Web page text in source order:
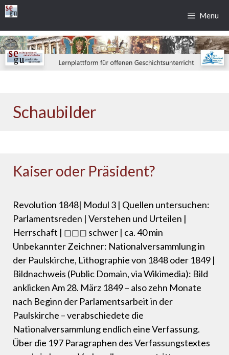
Zum
Inhalt
springen
Menu
Schaubilder
Kaiser oder Präsident?
Revolution 1848| Modul 3 | Quellen untersuchen:
Parlamentsreden | Verstehen und Urteilen |
Herrschaft | ◻◻◻ schwer | ca. 40 min
Unbekannter Zeichner: Nationalversammlung in
der Paulskirche, Lithographie von 1848 oder 1849 |
Bildnachweis (Public Domain, via Wikimedia): Bild
anklicken Am 28. März 1849 – also zehn Monate
nach Beginn der Parlamentsarbeit in der
Paulskirche – verabschiedete die
Nationalversammlung endlich eine Verfassung.
Über die 197 Paragraphen des Verfassungstextes